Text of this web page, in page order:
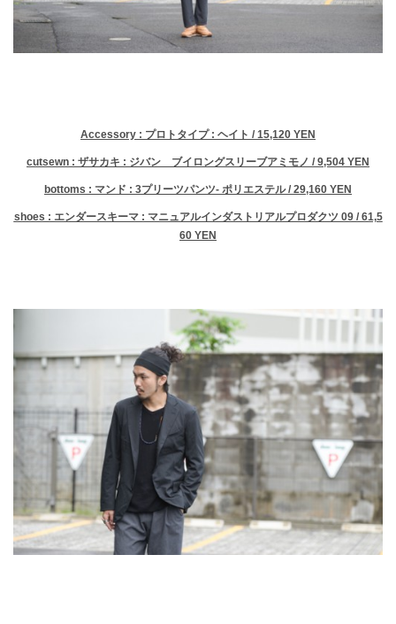
Accessory : プロトタイプ : ヘイト / 15,120 YEN
cutsewn : ザサカキ : ジバン ブイロングスリーブアミモノ / 9,504 YEN
bottoms : マンド : 3プリーツパンツ- ポリエステル / 29,160 YEN
shoes : エンダースキーマ : マニュアルインダストリアルプロダクツ 09 / 61,5
60 YEN